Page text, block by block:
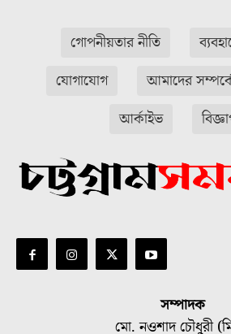
গোপনীয়তার নীতি
যোগাযোগ
আমাদের
আর্কাইভ
সম্পাদক
মো. নওশাদ চৌধুরী